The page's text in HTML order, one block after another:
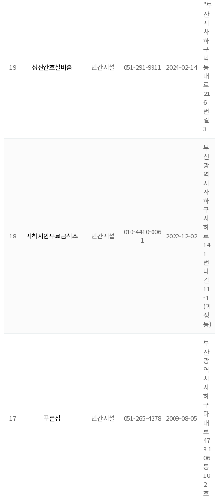
19 성산간호실버홈 민간시설 051-291-9911 2024-02-14
"부
산
시
사
하
구
낙
동
대
로
21
6
번
길
3
18 사하사암무료급식소 민간시설
010-4410-006
1
2022-12-02
부
산
광
역
시
사
하
구
사
하
로
14
1
번
나
길
11
-1
(괴
정
동)
17 푸른집 민간시설 051-265-4278 2009-08-05
부
산
광
역
시
사
하
구
다
대
로
47
3 1
06
동
10
2
호